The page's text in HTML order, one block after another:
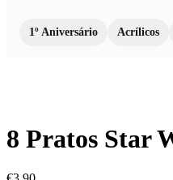
1º Aniversário Acrílicos
8 Pratos Star